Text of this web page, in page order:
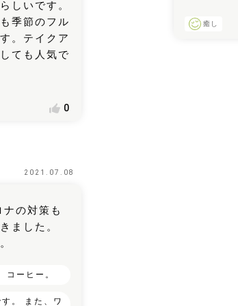
しいです。
季節のフル
。テイクア
ても人気で
0
2021.07.08
の対策も
ました。
コーヒー。
。 また、ワ
癒し